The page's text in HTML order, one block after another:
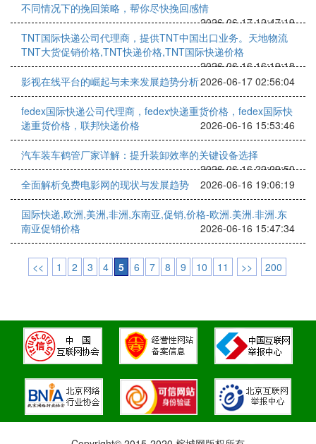
不同情况下的挽回策略，帮你尽快挽回感情
2026-06-17 12:47:19
TNT国际快递公司代理商，提供TNT中国出口业务。天地物流
TNT大货促销价格,TNT快递价格,TNT国际快递价格
2026-06-16 16:19:18
影视在线平台的崛起与未来发展趋势分析2026-06-17 02:56:04
fedex国际快递公司代理商，fedex快递重货价格，fedex国际快
递重货价格，联邦快递价格
2026-06-16 15:53:46
汽车装车鹤管厂家详解：提升装卸效率的关键设备选择
2026-06-16 22:09:50
全面解析免费电影网的现状与发展趋势
2026-06-16 19:06:19
国际快递,欧洲,美洲,非洲,东南亚,促销,价格-欧洲.美洲.非洲.东
南亚促销价格
2026-06-16 15:47:34
<< 1 2 3 4 5 6 7 8 9 10 11 >> 200